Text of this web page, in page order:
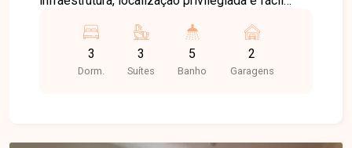
reúne supermercados, escolas, restaurantes,
serviços e diversas opções de lazer,
proporcionando praticidade, conforto e qualidade
3
Dorm.
3
Suítes
5
Banho
2
Garagens